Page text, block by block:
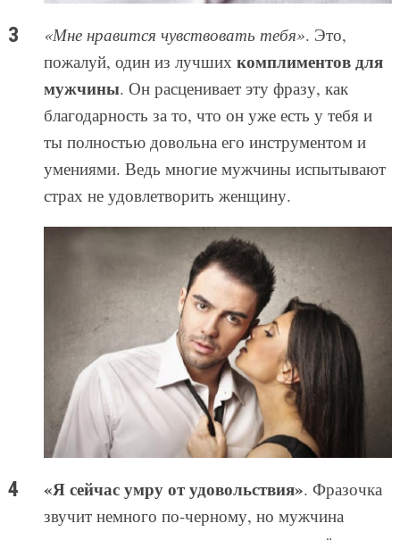
«Мне нравится чувствовать тебя». Это,
пожалуй, один из лучших комплиментов для
мужчины. Он расценивает эту фразу, как
благодарность за то, что он уже есть у тебя и
ты полностью довольна его инструментом и
умениями. Ведь многие мужчины испытывают
страх не удовлетворить женщину.
«Я сейчас умру от удовольствия». Фразочка
звучит немного по-черному, но мужчина